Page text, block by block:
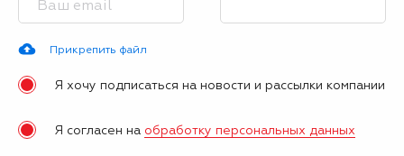
Прикрепить файл
Я хочу подписаться на новости и рассылки компании
Я согласен на обработку персональных данных